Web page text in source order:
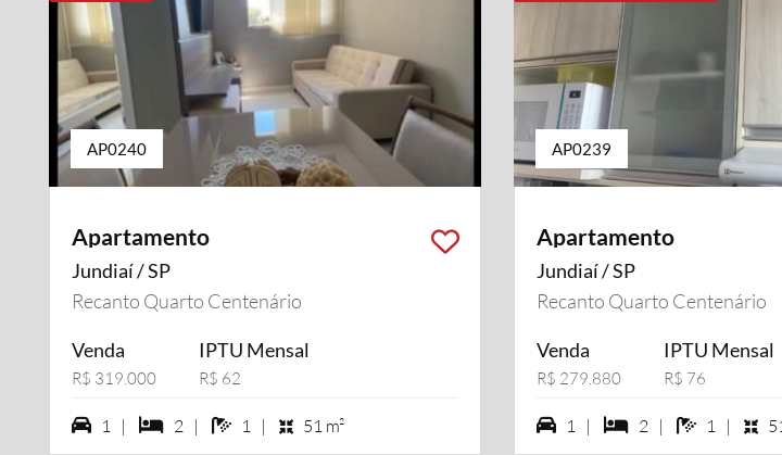
AP0240
Apartamento
Jundiaí / SP
Recanto Quarto Centenário
Venda
R$ 319.000
IPTU Mensal
R$ 62
1 vagas na garagem
1 | 2 dormiórios
2 | 1 banheiros
1 | 51 m²
AP0239
Apartamento
Jundiaí / SP
Recanto Quarto Centenário
Venda
R$ 279.880
IPTU Mensal
R$ 76
1 vagas na garagem
1 | 2 dormiórios
2 | 1 banheiros
1 |